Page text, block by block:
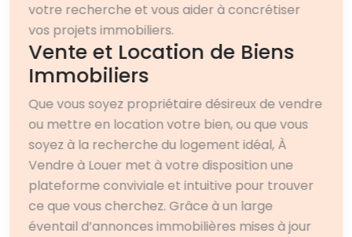
votre recherche et vous aider à concrétiser
vos projets immobiliers.
Vente et Location de Biens
Immobiliers
Que vous soyez propriétaire désireux de vendre
ou mettre en location votre bien, ou que vous
soyez à la recherche du logement idéal, À
Vendre à Louer met à votre disposition une
plateforme conviviale et intuitive pour trouver
ce que vous cherchez. Grâce à un large
éventail d’annonces immobilières mises à jour